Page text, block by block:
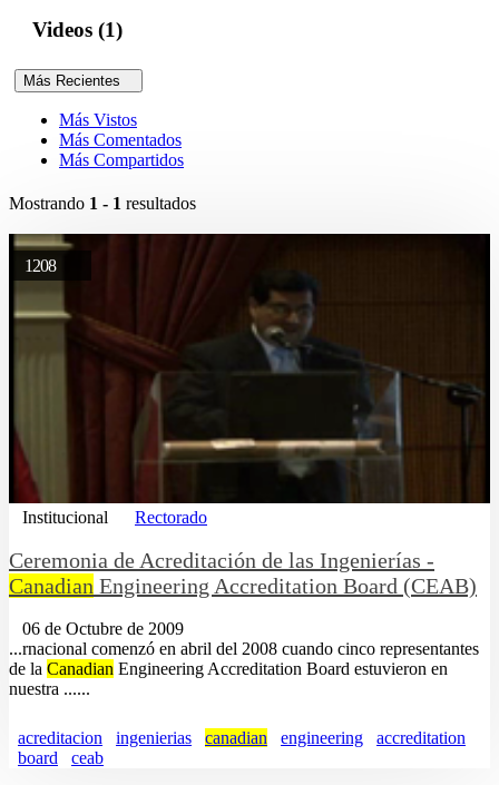
Videos (1)
Más Recientes
Más Vistos
Más Comentados
Más Compartidos
Mostrando 1 - 1 resultados
1208
Institucional Rectorado
Ceremonia de Acreditación de las Ingenierías -
Canadian Engineering Accreditation Board (CEAB)
06 de Octubre de 2009
...rnacional comenzó en abril del 2008 cuando cinco representantes
de la Canadian Engineering Accreditation Board estuvieron en
nuestra ......
acreditacion ingenierias canadian engineering
accreditation
board
ceab